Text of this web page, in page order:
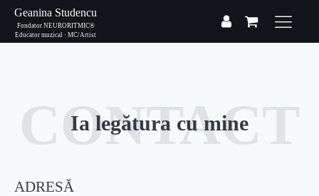
Geanina Studencu
Fondator NEURORITMIC®
Educator muzical · MC/Artist
CONTACT
Ia legătura cu mine
ADRESĂ